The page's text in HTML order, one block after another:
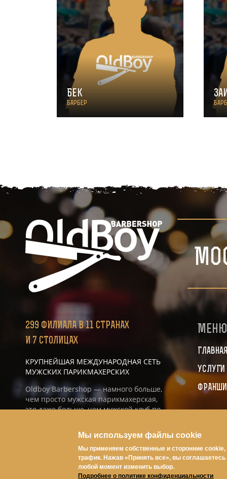
Бек
Барбер
299 ФИЛИАЛАВ 11 СТРАНАХ
И 7 СТОЛИЦАХ
КРУПНЕЙШАЯ МЕЖДУНАРОДНАЯ СЕТЬ
МУЖСКИХ ПАРИКМАХЕРСКИХ
Oldboy Barbershop — намного больше,
чем просто мужская парикмахерская,
это даже больше, чем мужской клуб по
найдёшь себя и свой стиль.
Меню
Главная
УСЛУГИ
Мы используем файлы cookie
Мы применяем собственные и сторонние
трафик. Нажав «Принять все», вы
любой момент изменить выбор.
Подробнее о политике конфиденциальности